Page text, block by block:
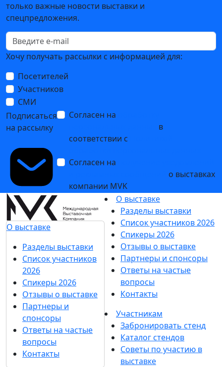
только важные новости выставки и
спецпредложения.
Хочу получать рассылки с информацией для:
Посетителей
Участников
СМИ
Подписаться
на рассылку
Согласен на
в
соответствии с
Согласен на
о выставках
компании MVK
О выставке
Разделы выставки
Список участников
2026
Спикеры 2026
Отзывы о выставке
Партнеры и
спонсоры
Ответы на частые
вопросы
Контакты
О выставке
Разделы выставки
Список участников 2026
Спикеры 2026
Отзывы о выставке
Партнеры и спонсоры
Ответы на частые
вопросы
Контакты
Участникам
Забронировать стенд
Каталог стендов
Советы по участию в
выставке